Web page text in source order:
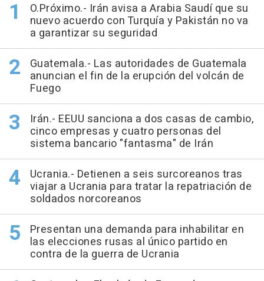
O.Próximo.- Irán avisa a Arabia Saudí que su
nuevo acuerdo con Turquía y Pakistán no va
a garantizar su seguridad
Guatemala.- Las autoridades de Guatemala
anuncian el fin de la erupción del volcán de
Fuego
Irán.- EEUU sanciona a dos casas de cambio,
cinco empresas y cuatro personas del
sistema bancario "fantasma" de Irán
Ucrania.- Detienen a seis surcoreanos tras
viajar a Ucrania para tratar la repatriación de
soldados norcoreanos
Presentan una demanda para inhabilitar en
las elecciones rusas al único partido en
contra de la guerra de Ucrania